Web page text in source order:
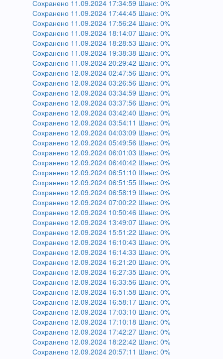
Сохранено 11.09.2024 17:34:59 Шанс: 0%
Сохранено 11.09.2024 17:44:45 Шанс: 0%
Сохранено 11.09.2024 17:56:24 Шанс: 0%
Сохранено 11.09.2024 18:14:07 Шанс: 0%
Сохранено 11.09.2024 18:28:53 Шанс: 0%
Сохранено 11.09.2024 19:38:38 Шанс: 0%
Сохранено 11.09.2024 20:29:42 Шанс: 0%
Сохранено 12.09.2024 02:47:56 Шанс: 0%
Сохранено 12.09.2024 03:26:56 Шанс: 0%
Сохранено 12.09.2024 03:34:59 Шанс: 0%
Сохранено 12.09.2024 03:37:56 Шанс: 0%
Сохранено 12.09.2024 03:42:40 Шанс: 0%
Сохранено 12.09.2024 03:54:11 Шанс: 0%
Сохранено 12.09.2024 04:03:09 Шанс: 0%
Сохранено 12.09.2024 05:49:56 Шанс: 0%
Сохранено 12.09.2024 06:01:03 Шанс: 0%
Сохранено 12.09.2024 06:40:42 Шанс: 0%
Сохранено 12.09.2024 06:51:10 Шанс: 0%
Сохранено 12.09.2024 06:51:55 Шанс: 0%
Сохранено 12.09.2024 06:58:19 Шанс: 0%
Сохранено 12.09.2024 07:00:22 Шанс: 0%
Сохранено 12.09.2024 10:50:46 Шанс: 0%
Сохранено 12.09.2024 13:49:07 Шанс: 0%
Сохранено 12.09.2024 15:51:22 Шанс: 0%
Сохранено 12.09.2024 16:10:43 Шанс: 0%
Сохранено 12.09.2024 16:14:33 Шанс: 0%
Сохранено 12.09.2024 16:21:20 Шанс: 0%
Сохранено 12.09.2024 16:27:35 Шанс: 0%
Сохранено 12.09.2024 16:33:56 Шанс: 0%
Сохранено 12.09.2024 16:51:58 Шанс: 0%
Сохранено 12.09.2024 16:58:17 Шанс: 0%
Сохранено 12.09.2024 17:03:10 Шанс: 0%
Сохранено 12.09.2024 17:10:18 Шанс: 0%
Сохранено 12.09.2024 17:42:27 Шанс: 0%
Сохранено 12.09.2024 18:22:42 Шанс: 0%
Сохранено 12.09.2024 20:57:11 Шанс: 0%